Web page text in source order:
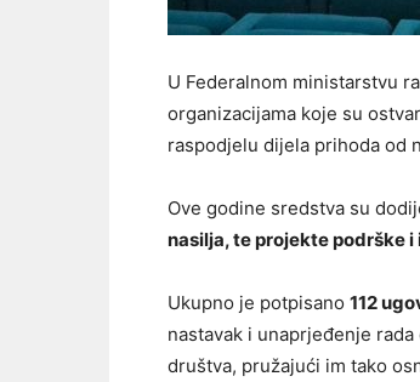
U Federalnom ministarstvu
organizacijama koje su
raspodjelu dijela prihoda od
Ove godine sredstva su
nasilja, te projekte podrške
Ukupno je potpisano 112
nastavak i unaprjeđenje
društva, pružajući im tako